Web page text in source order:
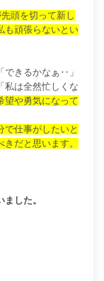
頭を切って新し
も頑張らないとい
できるかなぁ‥」
私は全然忙しくな
望や勇気になって
で仕事がしたいと
きだと思います。
した。